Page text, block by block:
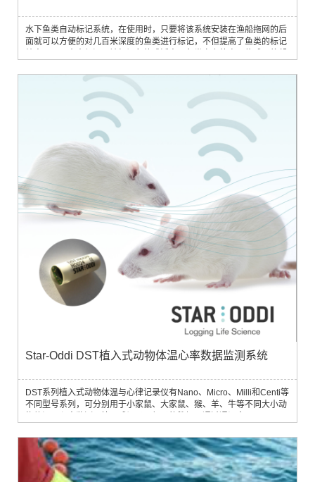
水下鱼类自动标记系统，在使用时，只要将该系统安装在渔船拖网的后
面就可以方便的对几百米深度的鱼类进行标记，不但提高了鱼类的标记
行为、水平和垂直运动以及鱼类储量。电子传感器可以测定温度、深度
和电导率等水质参数，为海洋渔业资源的开发管理提供宝贵的基础数
据。主要功能l 在水下...
Star-Oddi DST植入式动物体温心率数据监测系统
DST系列植入式动物体温与心律记录仪有Nano、Micro、Milli和Centi等
不同型号系列，可分别用于小家鼠、大家鼠、猴、羊、牛等不同大小动
据，广泛应用于实验动物监测、动物生理生态研究、药理学研究、病理
学研究、毒性实验、免疫学研究实验、能量代谢测量监测等。主要功能
特点如下：1)DST Nano和DST...